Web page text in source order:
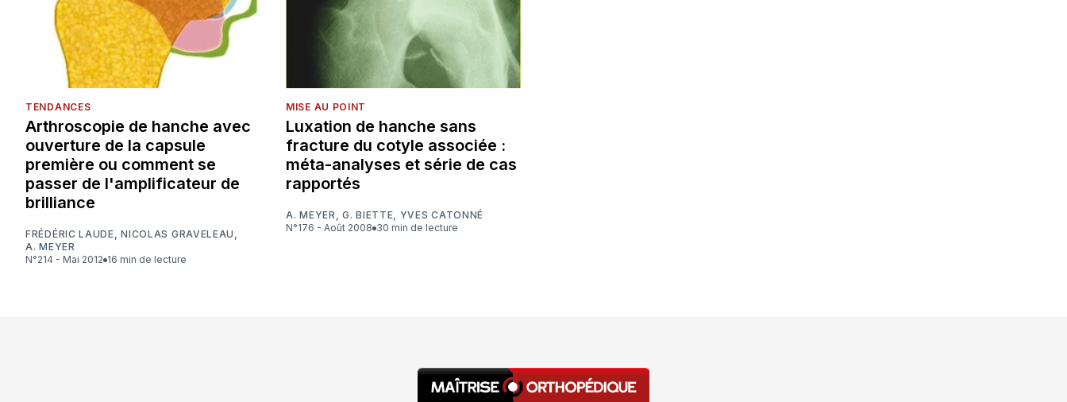
TENDANCES
Arthroscopie de hanche avec
ouverture de la capsule
première ou comment se
passer de l'amplificateur de
brilliance
FRÉDÉRIC LAUDE,NICOLAS GRAVELEAU ,
A. MEYER
N°214 - Mai 2012
16 min de lecture
MISE AU POINT
Luxation de hanche sans
fracture du cotyle associée :
méta-analyses et série de cas
rapportés
A. MEYER,G. BIETTE, YVES CATONNÉ
N°176 - Août 2008
30 min de lecture